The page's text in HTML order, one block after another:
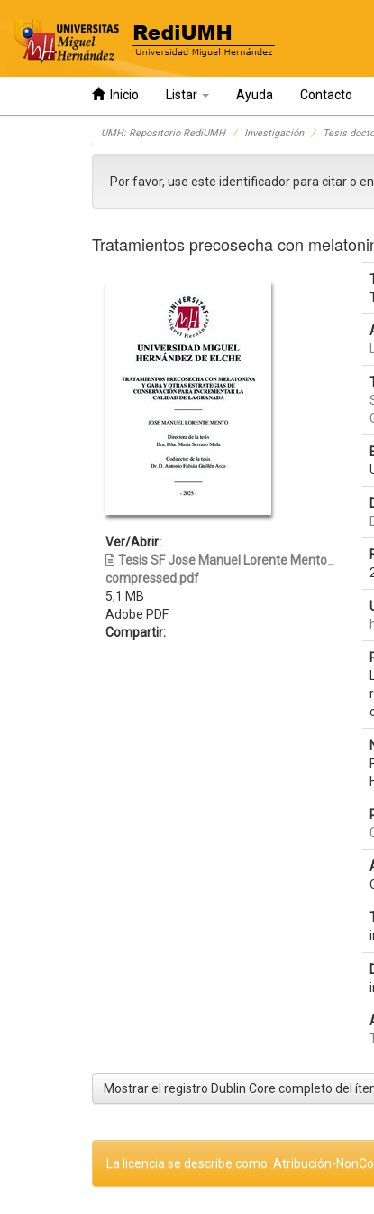
Inicio Listar Ayuda Contacto
UMH: Repositorio RediUMH Investigación Tesis
Por favor, use este identificador para citar o
Tratamientos precosecha con
Ver/Abrir:
Tesis SF Jose Manuel Lorente Mento_
compressed.pdf
5,1 MB
Adobe PDF
Compartir:
Mostrar el registro Dublin Core completo del
La licencia se describe como: Atribución-